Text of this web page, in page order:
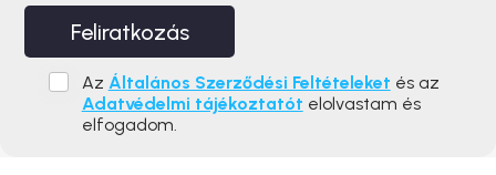
Feliratkozás
Az Általános Szerződési Feltételeket és az
Adatvédelmi tájékoztatót elolvastam és
elfogadom.